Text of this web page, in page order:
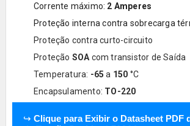
Corrente máximo: 2 Amperes
Proteção interna contra sobrecarga
Proteção contra curto-circuito
Proteção SOA com transistor de Saída
Temperatura: -65a 150 °C
Encapsulamento: TO-220
↪ Clique para Exibir o Datasheet PDF